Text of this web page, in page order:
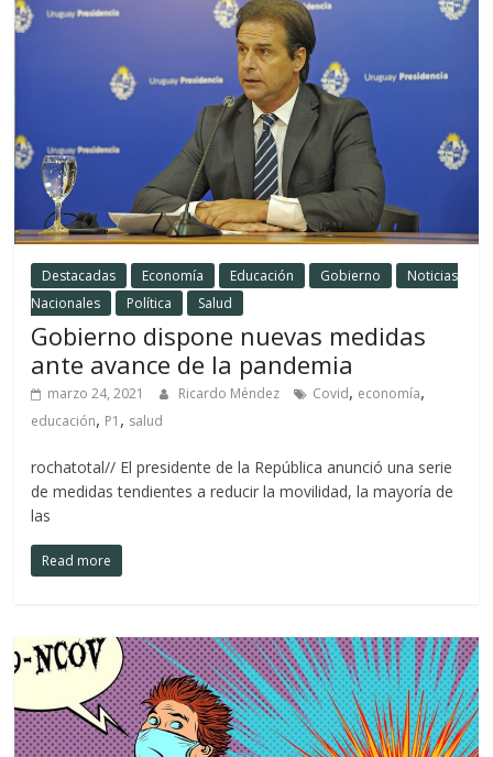
Destacadas Economía Educación Gobierno
Noticias
Nacionales
Política Salud
Gobierno dispone nuevas medidas
ante avance de la pandemia
marzo 24, 2021 Ricardo Méndez Covid, economía,
educación, P1 , salud
rochatotal// El presidente de la República anunció una serie
de medidas tendientes a reducir la movilidad, la mayoría de
las
Read more